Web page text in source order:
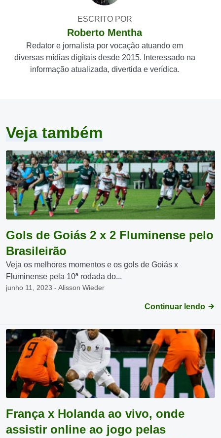
ESCRITO POR
Roberto Mentha
Redator e jornalista por vocação atuando em
diversas mídias digitais desde 2015. Interessado na
informação atualizada, divertida e verídica.
Veja também
Gols de Goiás 2 x 2 Fluminense pelo
Brasileirão
Veja os melhores momentos e os gols de Goiás x
Fluminense pela 10ª rodada do...
junho 11, 2023 - Alisson Wieder
Continuar lendo
França x Holanda ao vivo, onde
assistir online ao jogo pelas